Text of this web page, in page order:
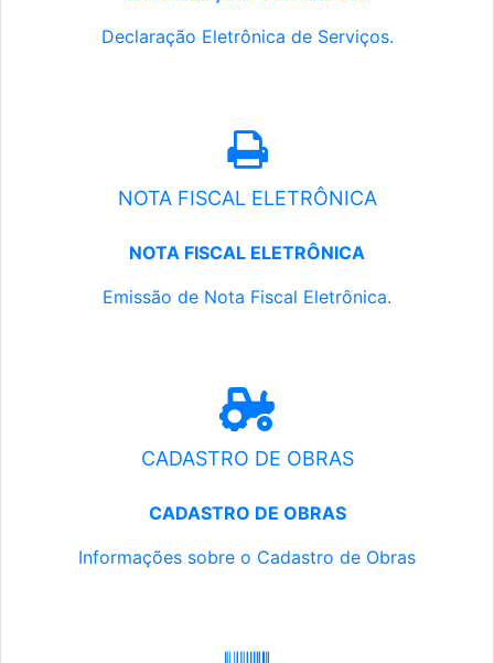
Declaração Eletrônica de Serviços.
NOTA FISCAL ELETRÔNICA
NOTA FISCAL ELETRÔNICA
Emissão de Nota Fiscal Eletrônica.
CADASTRO DE OBRAS
CADASTRO DE OBRAS
Informações sobre o Cadastro de Obras